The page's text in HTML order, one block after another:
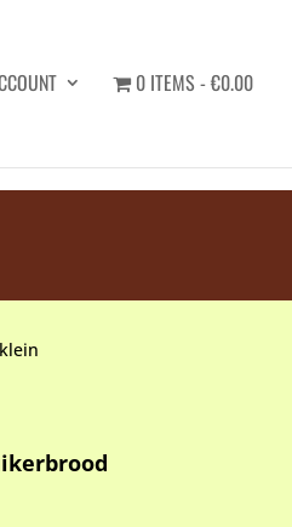
0 ITEMS €0.00